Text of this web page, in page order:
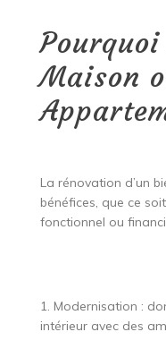
Maison
La rénovation d’un
bénéfices, que ce
fonctionnel ou
1. Modernisation :
intérieur avec des